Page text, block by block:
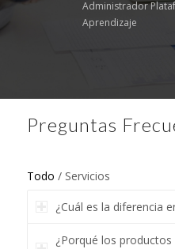
Administrador
Aprendizaje
Preguntas
Todo / Servicios
¿Cuál es la diferencia
¿Porqué los